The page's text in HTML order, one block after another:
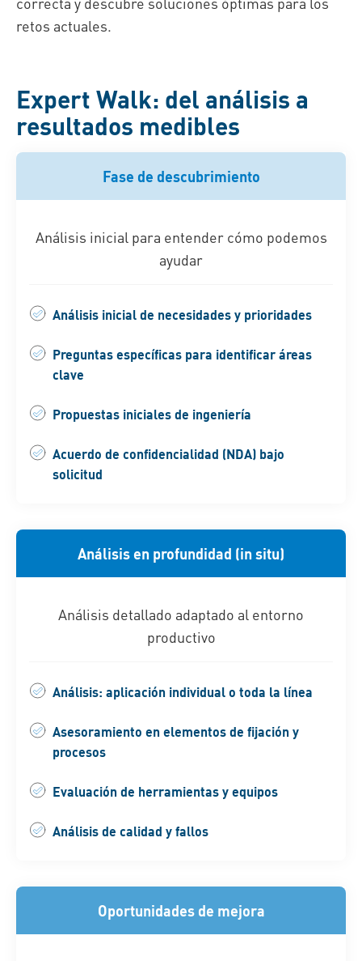
retos actuales.
Expert Walk: del análisis a
resultados medibles
Fase de descubrimiento
Análisis inicial para entender cómo podemos
ayudar
Análisis inicial de necesidades y prioridades
Preguntas específicas para identificar áreas
clave
Propuestas iniciales de ingeniería
Acuerdo de confidencialidad (NDA) bajo
solicitud
Análisis en profundidad (in situ)
Análisis detallado adaptado al entorno
productivo
Análisis: aplicación individual o toda la línea
Asesoramiento en elementos de fijación y
procesos
Evaluación de herramientas y equipos
Análisis de calidad y fallos
Oportunidades de mejora